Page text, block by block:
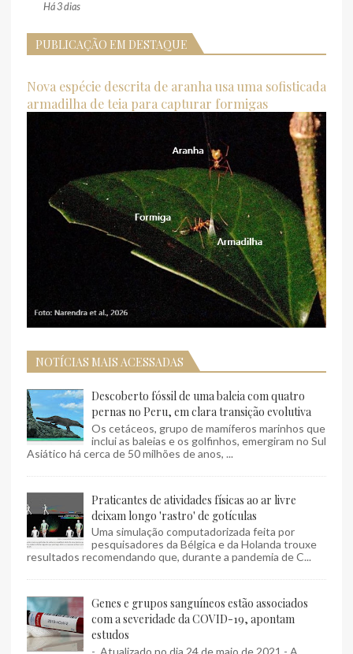
Há 3 dias
PUBLICAÇÃO EM DESTAQUE
Nova espécie descrita de aranha usa uma sofisticada
armadilha de teia para capturar formigas
NOTÍCIAS MAIS ACESSADAS
Descoberto fóssil de uma baleia com quatro
pernas no Peru, em clara transição evolutiva
Os cetáceos, grupo de mamíferos marinhos que
inclui as baleias e os golfinhos, emergiram no Sul
Asiático há cerca de 50 milhões de anos, ...
Praticantes de atividades físicas ao ar livre
deixam longo 'rastro' de gotículas
Uma simulação computadorizada feita por
pesquisadores da Bélgica e da Holanda trouxe
resultados recomendando que, durante a pandemia de C...
Genes e grupos sanguíneos estão associados
com a severidade da COVID-19, apontam
estudos
- Atualizado no dia 24 de maio de 2021 - A